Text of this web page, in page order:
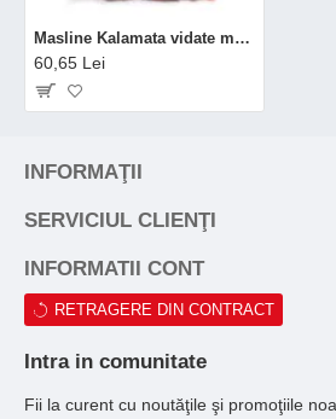
Masline Kalamata vidate marinate in otet bio (500 grame), Stamatakos
60,65 Lei
INFORMAŢII
SERVICIUL CLIENŢI
INFORMATII CONT
RETRAGERE DIN CONTRACT
Intra in comunitate
Fii la curent cu noutăţile şi promoţiile